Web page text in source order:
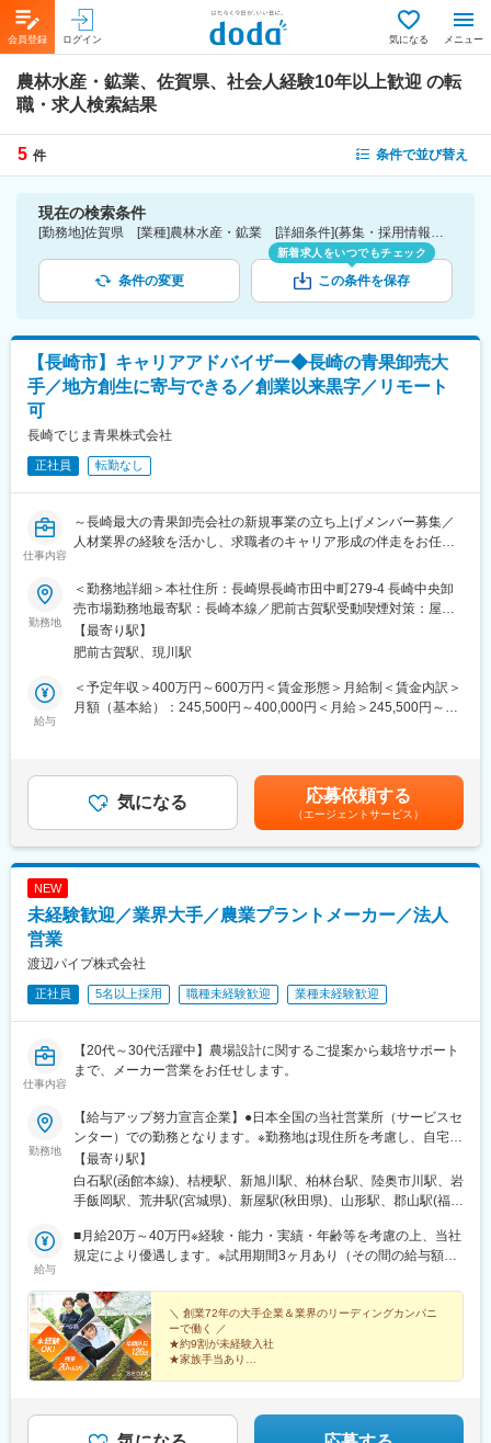
会員登録 ログイン 気になる メニュー
農林水産・鉱業、佐賀県、社会人経験10年以上歓迎 の転
職・求人検索結果
5 件 条件で並び替え
現在の検索条件
[勤務地]佐賀県 [業種]農林水産・鉱業 [詳細条件](募集・採用情報)社会人経験10年以上歓迎
条件の変更
新着求人をいつでもチェック
この条件を保存
【長崎市】キャリアアドバイザー◆長崎の青果卸売大
手／地方創生に寄与できる／創業以来黒字／リモート
可
長崎でじま青果株式会社
正社員 転勤なし
仕事内容
～長崎最大の青果卸売会社の新規事業の立ち上げメンバー募集／
人材業界の経験を活かし、求職者のキャリア形成の伴走をお任せ
■募集背景：
青果卸売業の老舗である当社の新規事業として、人材紹介事業を
立ち上げます。企業と求職者をつなぐキャリアアドバイザーとし
て事業を牽引いただける方を募集いたします。
■業務概要：
■業務内容詳細：
＜具体的には＞
・リモートワーク（在宅勤務）をメインとした勤務体系も可能で
・正当な評価制度に基づき、決算賞与やインセンティブで事業へ
た管理職を目指せる環境です。
当社は年齢や入社年次に関わらず、成果を正当に評価する人事制
度を導入しています。
ご自身の実力と実績次第で、スピーディーな昇進・昇格が可能で
す。
当社は長崎県内で生産される新鮮な果物や野菜を安定的に供給す
る重要な役割を担う長崎県下最大級の青果卸売会社です。
わたり長崎の食を支える確固たる基盤を築いてまいりました。
長年にわたる実績と信頼を基に、今後は青果業界の総合商社化を
目指し、新たな事業領域への積極的な挑戦を続けてまいります。
勤務地
＜勤務地詳細＞本社住所：長崎県長崎市田中町279-4 長崎中央卸
売市場勤務地最寄駅：長崎本線／肥前古賀駅受動喫煙対策：屋内
全面禁煙
【最寄り駅】
肥前古賀駅、現川駅
給与
＜予定年収＞400万円～600万円＜賃金形態＞月給制＜賃金内訳＞
月額（基本給）：245,500円～400,000円＜月給＞245,500円～
じて上下する可能性があります。月給(月額)は固定手当を含めた表
記です。気になる 応募依頼する
（エージェントサービス）
NEW
未経験歓迎／業界大手／農業プラントメーカー／法人
営業
渡辺パイプ株式会社
正社員 5名以上採用 職種未経験歓迎 業種未経験歓迎
仕事内容
【20代～30代活躍中】農場設計に関するご提案から栽培サポート
まで、メーカー営業をお任せします。
勤務地
【給与アップ努力宣言企業】●日本全国の当社営業所（サービスセ
ンター）での勤務となります。※勤務地は現住所を考慮し、自宅か
ら通える事業所への配属となります。【北海道・東北エリア】北
海道/青森県/岩手県/宮城県/秋田県/山形県/福島県【関東エリア】東
京都/千葉県/埼玉県/茨城県/栃木県/群馬県【甲信越エリア】新潟県/
富山県【近畿エリア】大阪府/兵庫県/滋賀県/和歌山県/奈良県【中
国・四国エリア】岡山県/広島県/島根県/香川県/高知県【九州エリ
よる）＞勤務地により異なります。
【最寄り駅】
白石駅(函館本線)、桔梗駅、新旭川駅、柏林台駅、陸奥市川駅、岩
手飯岡駅、荒井駅(宮城県)、新屋駅(秋田県)、山形駅、郡山駅(福島
錦糸町駅、京王八王子駅、寺尾駅、朝菜町駅、乙女駅、豊科駅、
草津駅(滋賀県)、ＪＲ難波駅、厄神駅、東松江駅(島根県)、中庄
駅、首里駅、亀戸駅、桜川駅(大阪府)、汐見橋駅
給与
■月給20万～40万円※経験・能力・実績・年齢等を考慮の上、当社
規定により優遇します。※試用期間3ヶ月あり（その間の給与額の
た！～■給与例月給：271,200円（23歳、営業職、都内居住、残業
20時間を想定）≪内訳≫基本給：210,000円 （年齢により変動）
地域手当：27,000円（エリアにより変動）時間外手当 ： 36,200
円(20時間を想定)
＼ 創業72年の大手企業＆業界のリーディングカンパニ
ーで働く ／
★約9割が未経験入社
★家族手当あり